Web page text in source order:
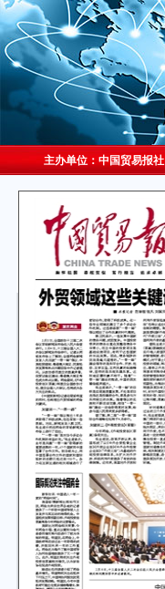
主办单位：中国贸易报社